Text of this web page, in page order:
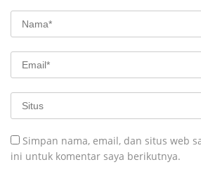
Simpan nama, email, dan situs web
ini untuk komentar saya berikutnya.